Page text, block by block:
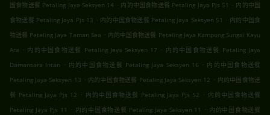
国食物送餐 Petaling Jaya Seksyen 14 . 内的中国食物送餐 Petaling Jaya Pjs 51 . 内的中国
食物送餐 Petaling Jaya Pjs 13 . 内的中国食物送餐 Petaling Jaya Seksyen 51 . 内的中国食
物送餐 Petaling Jaya Taman Sea . 内的中国食物送餐 Petaling Jaya Kampung Sungai Kayu
Ara . 内的中国食物送餐 Petaling Jaya Seksyen 17 . 内的中国食物送餐 Petaling Jaya
Damansara Intan
. 内的中国食物送餐 Petaling Jaya Seksyen 16 . 内的中国食物送餐
Petaling Jaya Seksyen 13 . 内的中国食物送餐 Petaling Jaya Seksyen 12 . 内的中国食物送
餐 Petaling Jaya Pjs 12 . 内的中国食物送餐 Petaling Jaya Pjs 52 . 内的中国食物送餐
Petaling Jaya Pjs 11
. 内的中国食物送餐 Petaling Jaya Seksyen 11 . 内的中国食物送餐